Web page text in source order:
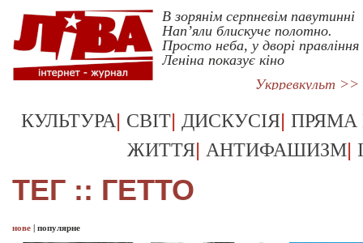
В зорянім серпневім павутинні
Нап’яли блискуче полотно.
Просто неба, у дворі правління
Леніна показує кіно
Укрревкульт >>
КУЛЬТУРА| СВІТ| ДИСКУСІЯ| ПРЯМА
ЖИТТЯ| АНТИФАШИЗМ|
ТЕГ :: ГЕТТО
нове | популярне